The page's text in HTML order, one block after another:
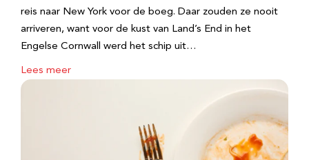
reis naar New York voor de boeg. Daar zouden ze nooit
arriveren, want voor de kust van Land’s End in het
Engelse Cornwall werd het schip uit…
Lees meer